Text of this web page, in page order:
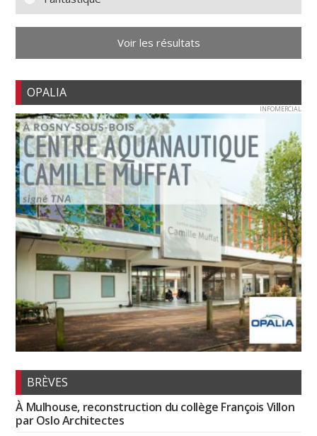
Voir les résultats
OPALIA
INFOMERCIAL
BRÈVES
À Mulhouse, reconstruction du collège François Villon
par Oslo Architectes